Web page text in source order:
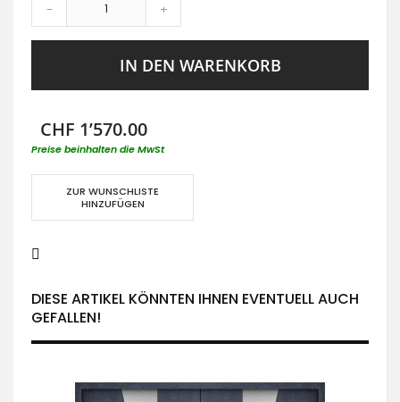
- +
IN DEN WARENKORB
CHF 1’570.00
Preise beinhalten die MwSt
ZUR WUNSCHLISTE
HINZUFÜGEN
DIESE ARTIKEL KÖNNTEN IHNEN EVENTUELL AUCH
GEFALLEN!